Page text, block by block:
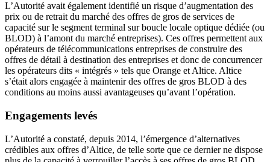
L’Autorité avait également identifié un risque d’augmentation des
prix ou de retrait du marché des offres de gros de services de
capacité sur le segment terminal sur boucle locale optique dédiée (ou
BLOD) à l’amont du marché entreprises). Ces offres permettent aux
opérateurs de télécommunications entreprises de construire des
offres de détail à destination des entreprises et donc de concurrencer
les opérateurs dits « intégrés » tels que Orange et Altice. Altice
s’était alors engagée à maintenir des offres de gros BLOD à des
conditions au moins aussi avantageuses qu’avant l’opération.
Engagements levés
L’Autorité a constaté, depuis 2014, l’émergence d’alternatives
crédibles aux offres d’Altice, de telle sorte que ce dernier ne dispose